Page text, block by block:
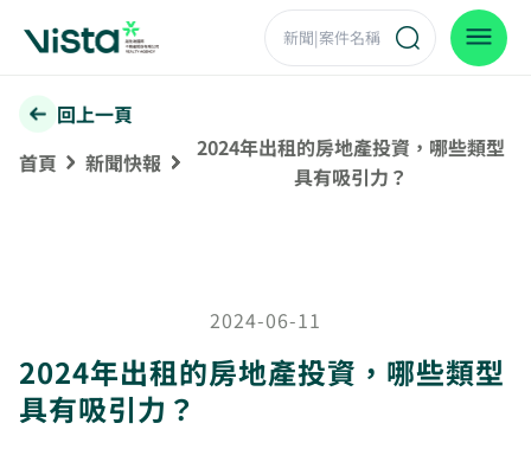
回上一頁
首頁
新聞快報
2024年出租的房地產投資，哪些類型
具有吸引力？
2024-06-11
2024年出租的房地產投資，哪些類型
具有吸引力？